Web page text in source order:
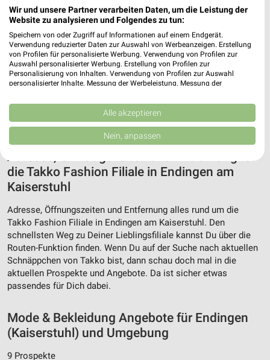
Adresse, Öffnungszeiten und Entfernung für
die Takko Fashion Filiale in Endingen am
Kaiserstuhl
Adresse, Öffnungszeiten und Entfernung alles rund um die
Takko Fashion Filiale in Endingen am Kaiserstuhl. Den
schnellsten Weg zu Deiner Lieblingsfiliale kannst Du über die
Routen-Funktion finden. Wenn Du auf der Suche nach aktuellen
Schnäppchen von Takko bist, dann schau doch mal in die
aktuellen Prospekte und Angebote. Da ist sicher etwas
passendes für Dich dabei.
Mode & Bekleidung Angebote für Endingen
(Kaiserstuhl) und Umgebung
9 Prospekte
Wir und unsere Partner verarbeiten Daten, um die Leistung der
Website zu analysieren und Folgendes zu tun:
Speichern von oder Zugriff auf Informationen auf einem Endgerät.
Verwendung reduzierter Daten zur Auswahl von Werbeanzeigen. Erstellung
von Profilen für personalisierte Werbung. Verwendung von Profilen zur
Auswahl personalisierter Werbung. Erstellung von Profilen zur
Personalisierung von Inhalten. Verwendung von Profilen zur Auswahl
personalisierter Inhalte. Messung der Werbeleistung. Messung der
Kombinationen von Daten aus verschiedenen Quellen. Entwicklung und
Verbesserung der Angebote. Verwendung reduzierter Daten zur Auswahl
von Inhalten.
Daten können außerhalb der Europäischen Union weitergegeben und in die
Website/App.
Partnerliste anzeigen (1 IAB-Anbieter)
IAB-Verarbeitungszwecke:
Speichern von oder Zugriff auf Informationen
auf einem Endgerät
Verwendung reduzierter Daten zur Auswahl von
Werbeanzeigen
Verwendung von Profilen zur Auswahl
personalisierter Werbung
Alle akzeptieren
Nein, anpassen